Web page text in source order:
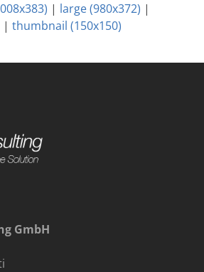
| large (980x372) |
|thumbnail (150x150)
GmbH